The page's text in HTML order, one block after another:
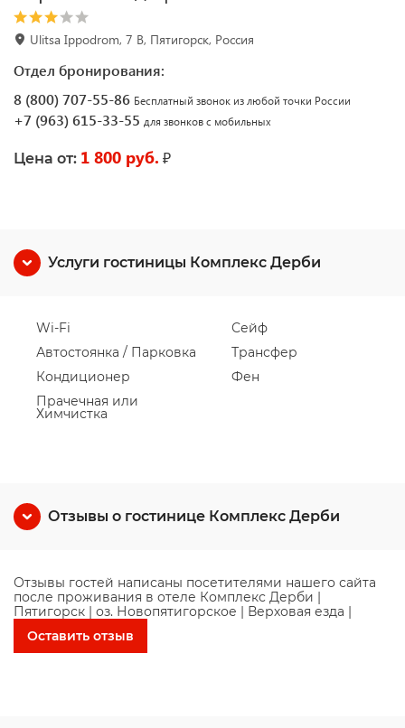
Ulitsa Ippodrom, 7 B, Пятигорск, Россия
Отдел бронирования:
8 (800) 707-55-86 Бесплатный звонок из любой точки России
+7 (963) 615-33-55 для звонков с мобильных
Цена от: 1 800 руб. ₽
Услуги гостиницы Комплекс Дерби
Wi-Fi
Автостоянка / Парковка
Кондиционер
Прачечная или
Химчистка
Сейф
Трансфер
Фен
Отзывы о гостинице Комплекс Дерби
Отзывы гостей написаны посетителями нашего сайта
после проживания в отеле Комплекс Дерби |
Пятигорск | оз. Новопятигорское | Верховая езда |
Оставить отзыв